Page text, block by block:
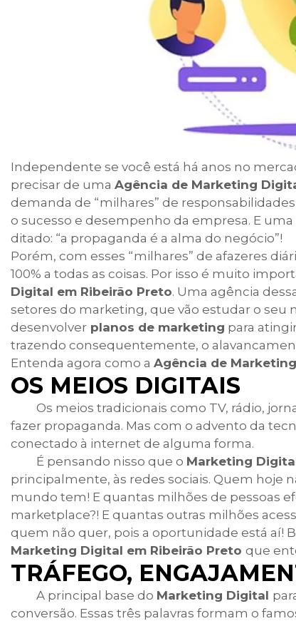
Independente se você está há anos no
precisar de uma Agência de Marketing
demanda de “milhares” de
o sucesso e desempenho da empresa. E
ditado: “a propaganda é a alma do negócio”!
Porém, com esses “milhares” de afazeres
100% a todas as coisas. Por isso é muito
Digital em Ribeirão Preto. Uma agência
setores do marketing, que vão estudar o seu
desenvolver planos de marketing para
trazendo consequentemente, o
Entenda agora como a Agência de
OS MEIOS DIGITAIS
Os meios tradicionais como TV, rádio,
fazer propaganda. Mas com o advento da
conectado à internet de alguma forma.
É pensando nisso que o Marketing
principalmente, às redes sociais. Quem hoje
mundo tem! E quantas milhões de pessoas
marketplace?! E quantas outras milhões
quem não quer, pois a oportunidade está aí!
Marketing Digital em Ribeirão Preto que
TRÁFEGO,
A principal base do Marketing Digital
conversão. Essas três palavras formam o